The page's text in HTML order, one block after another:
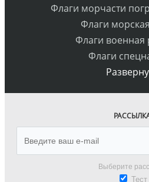
Флаги морчасти
Флаги
Флаги военная
Флаги
Выберите
Тест